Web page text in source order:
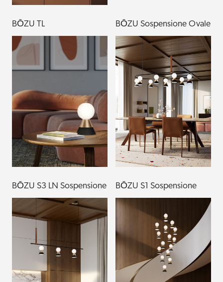
BŌZU TL BŌZU Sospensione Ovale
BŌZU S3 LN Sospensione BŌZU S1 Sospensione